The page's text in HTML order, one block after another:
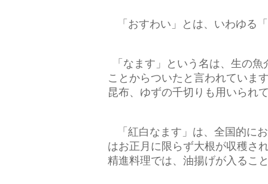
「おすわい」とは、いわゆる
「なます」という名は、生の
ことからついたと言われていま
昆布、ゆずの千切りも用いられ
「紅白なます」は、全国的に
はお正月に限らず大根が収穫さ
精進料理では、油揚げが入るこ